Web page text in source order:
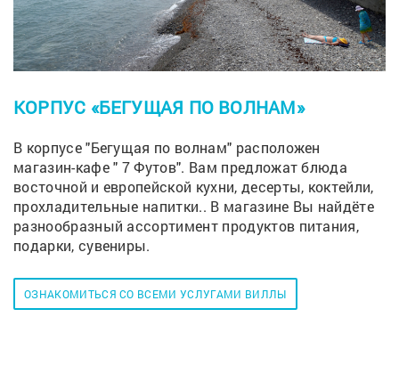
КОРПУС «БЕГУЩАЯ ПО ВОЛНАМ»
В корпусе "Бегущая по волнам" расположен
магазин-кафе " 7 Футов". Вам предложат блюда
восточной и европейской кухни, десерты, коктейли,
прохладительные напитки.. В магазине Вы найдёте
разнообразный ассортимент продуктов питания,
подарки, сувениры.
ОЗНАКОМИТЬСЯ СО ВСЕМИ УСЛУГАМИ ВИЛЛЫ